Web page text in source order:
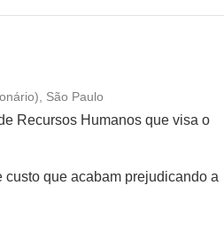
a vida familiar
São Paulo
Recursos Humanos que visa o
custo que acabam prejudicando a